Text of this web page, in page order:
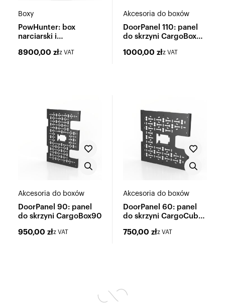
Boxy
PowHunter: box
narciarski i
8900,00 złz VAT
Akcesoria do boxów
DoorPanel 110: panel
do skrzyni CargoBox
1000,00 złz VAT
Akcesoria do boxów
DoorPanel 90: panel
do skrzyni CargoBox90
950,00 złz VAT
Akcesoria do boxów
DoorPanel 60: panel
do skrzyni CargoCube
750,00 złz VAT